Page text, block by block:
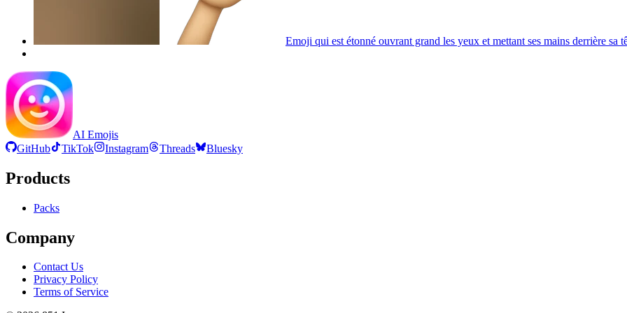
Emoji qui est étonné ouvrant grand les yeux et mettant ses mains derrière sa
AI Emojis
GitHub
TikTok Instagram Threads Bluesky
Products
Packs
Company
Contact Us
Privacy Policy
Terms of Service